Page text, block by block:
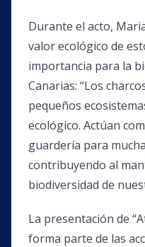
Durante el acto,
valor ecológico de
importancia para la
Canarias: “Los
pequeños
ecológico. Actúan
guardería para
contribuyendo al
biodiversidad de
La presentación de
forma parte de las